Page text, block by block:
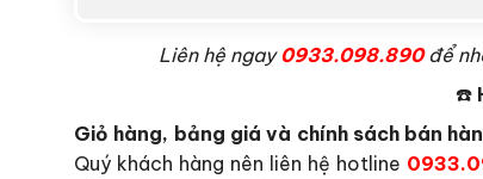
Liên hệ ngay0933.098.890để
☎️
Giỏ hàng, bảng giá và chính sách bán
Quý khách hàng nên liên hệ hotline